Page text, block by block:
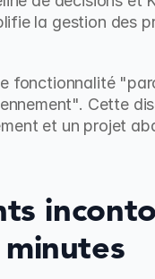
la gestion des
fonctionnalité
Cette
et un projet